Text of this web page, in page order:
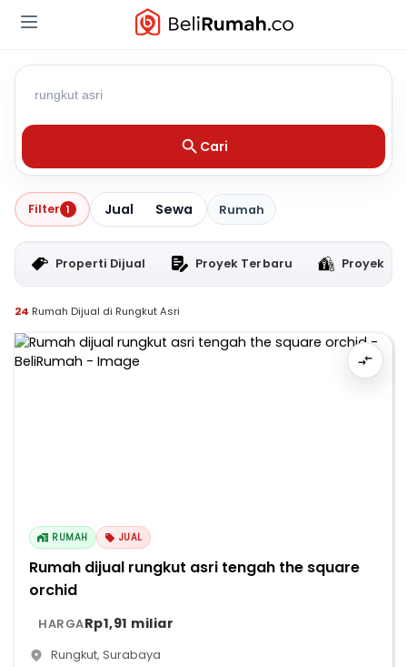
Cari
Filter 1 Jual Sewa Rumah
Properti Dijual Proyek Terbaru Proyek
24 Rumah Dijual di Rungkut Asri
RUMAH JUAL
Rumah dijual rungkut asri tengah the square
orchid
HARGARp1,91 miliar
Rungkut, Surabaya